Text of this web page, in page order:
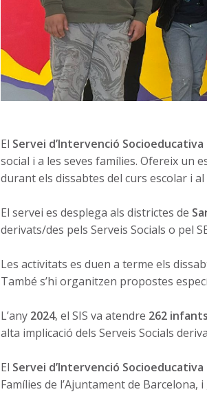
El Servei d’Intervenció Socioeducativa
social i a les seves famílies. Ofereix un
durant els dissabtes del curs escolar i al
El servei es desplega als districtes de
derivats/des pels Serveis Socials o pel
Les activitats es duen a terme els
També s’hi organitzen propostes
L’any 2024, el SIS va atendre 262
alta implicació dels Serveis Socials
El Servei d’Intervenció
Famílies de l’Ajuntament de Barcelona,